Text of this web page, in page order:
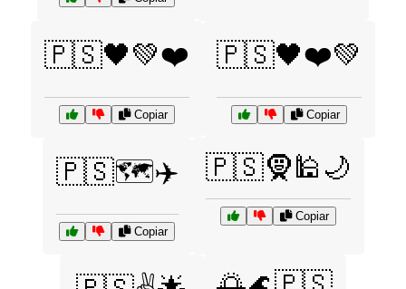
🇵🇸🖤💚❤️
Copiar
🇵🇸🖤❤️💚
Copiar
🇵🇸🗺️✈️
Copiar
🇵🇸🧕🕌🌙
Copiar